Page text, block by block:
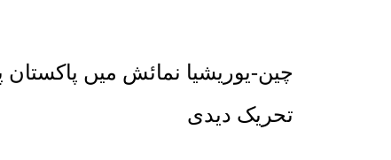
چین-یوریشیا نمائش میں پاکستان
تحریک دیدی